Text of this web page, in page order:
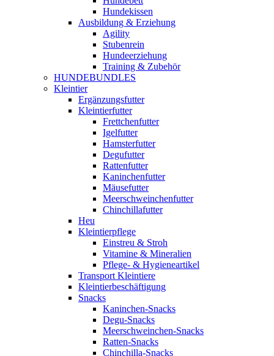
Hundekissen
Ausbildung & Erziehung
Agility
Stubenrein
Hundeerziehung
Training & Zubehör
HUNDEBUNDLES
Kleintier
Ergänzungsfutter
Kleintierfutter
Frettchenfutter
Igelfutter
Hamsterfutter
Degufutter
Rattenfutter
Kaninchenfutter
Mäusefutter
Meerschweinchenfutter
Chinchillafutter
Heu
Kleintierpflege
Einstreu & Stroh
Vitamine & Mineralien
Pflege- & Hygieneartikel
Transport Kleintiere
Kleintierbeschäftigung
Snacks
Kaninchen-Snacks
Degu-Snacks
Meerschweinchen-Snacks
Ratten-Snacks
Chinchilla-Snacks